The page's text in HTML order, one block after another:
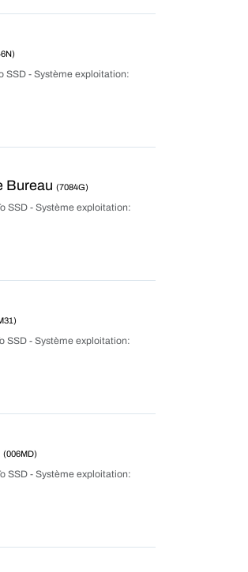
SSD - Système exploitation:
Bureau (7084G)
SSD - Système exploitation:
SSD - Système exploitation:
(006MD)
SSD - Système exploitation: